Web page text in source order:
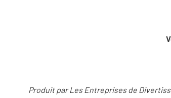
Produit par Les Entreprises de